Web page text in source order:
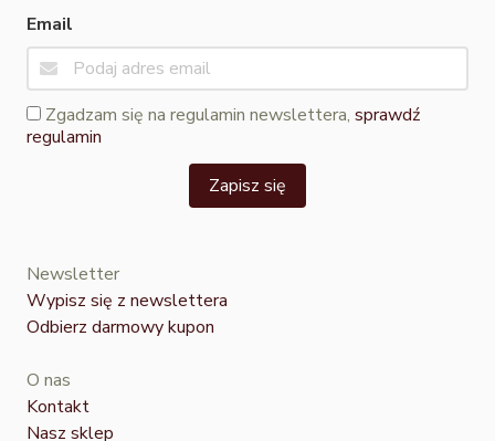
Email
Zgadzam się na regulamin newslettera, sprawdź
regulamin
Zapisz się
Newsletter
Wypisz się z newslettera
Odbierz darmowy kupon
O nas
Kontakt
Nasz sklep